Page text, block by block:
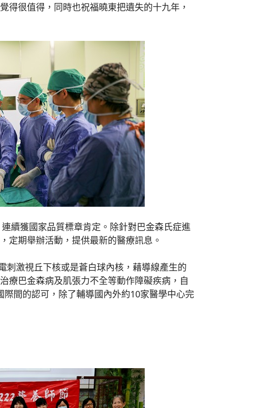
得很值得，同時也祝福曉東把遺失的十九年，
續獲國家品質標章肯定。除針對巴金森氏症進
定期舉辦活動，提供最新的醫療訊息。
激視丘下核或是蒼白球內核，藉導線產生的
療巴金森病及肌張力不全等動作障礙疾病，自
間的認可，除了輔導國內外約10家醫學中心完